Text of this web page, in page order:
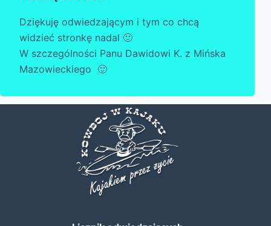
Dziękuję odwiedzającym i tym co chcą
widzieć stronkę nadal 🙂
W szczególności Panu Dawidowi K. z Mińska
Mazowieckiego 🙂